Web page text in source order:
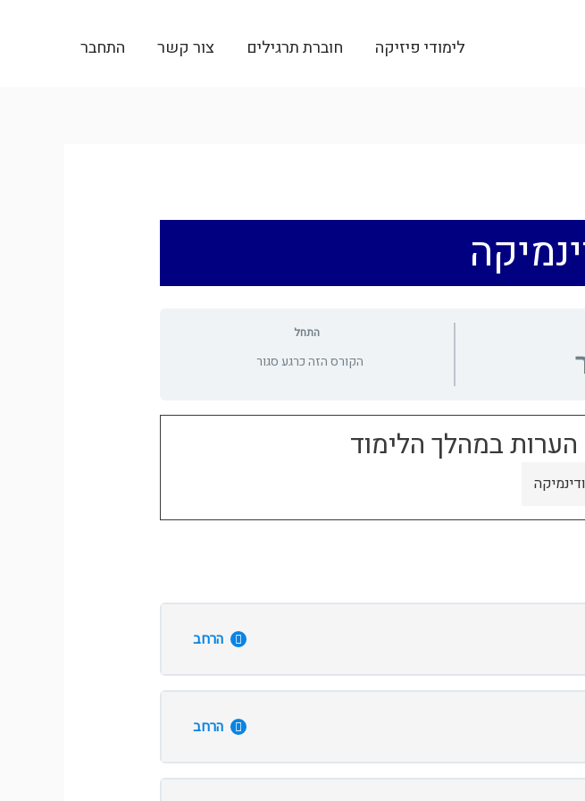
לימודי פיזיקה חוברת תרגילים צור קשר התחבר
התחל
הקורס הזה כרגע סגור
במהלך הלימוד
הרחב
הרחב